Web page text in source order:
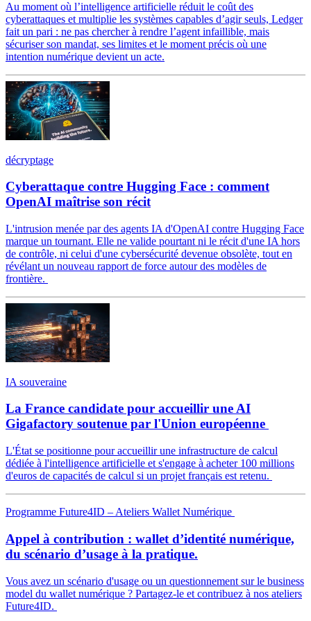
Au moment où l’intelligence artificielle réduit le coût des
cyberattaques et multiplie les systèmes capables d’agir seuls, Ledger
fait un pari : ne pas chercher à rendre l’agent infaillible, mais
sécuriser son mandat, ses limites et le moment précis où une
intention numérique devient un acte.
décryptage
Cyberattaque contre Hugging Face : comment
OpenAI maîtrise son récit
L'intrusion menée par des agents IA d'OpenAI contre Hugging Face
marque un tournant. Elle ne valide pourtant ni le récit d'une IA hors
de contrôle, ni celui d'une cybersécurité devenue obsolète, tout en
révélant un nouveau rapport de force autour des modèles de
frontière.
IA souveraine
La France candidate pour accueillir une AI
Gigafactory soutenue par l'Union européenne
L'État se positionne pour accueillir une infrastructure de calcul
dédiée à l'intelligence artificielle et s'engage à acheter 100 millions
d'euros de capacités de calcul si un projet français est retenu.
Programme Future4ID – Ateliers Wallet Numérique
Appel à contribution : wallet d’identité numérique,
du scénario d’usage à la pratique.
Vous avez un scénario d'usage ou un questionnement sur le business
model du wallet numérique ? Partagez-le et contribuez à nos ateliers
Future4ID.